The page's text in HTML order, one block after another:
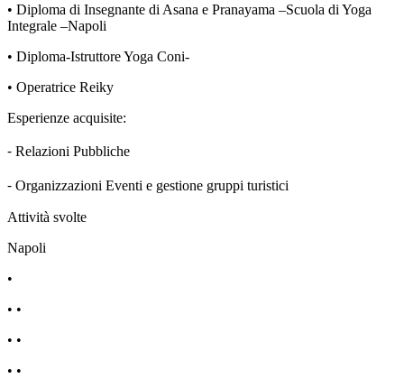
• Diploma di Insegnante di Asana e Pranayama –Scuola di Yoga
Integrale –Napoli
• Diploma-Istruttore Yoga Coni-
• Operatrice Reiky
Esperienze acquisite:
⁃ Relazioni Pubbliche
⁃ Organizzazioni Eventi e gestione gruppi turistici
Attività svolte
Napoli
•
• •
• •
• •